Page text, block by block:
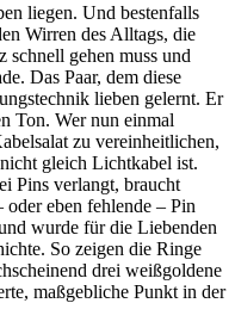
liegen. Und bestenfalls
Wirren des Alltags, die
schnell gehen muss und
Das Paar, dem diese
lieben gelernt. Er
Ton. Wer nun einmal
zu vereinheitlichen,
gleich Lichtkabel ist.
Pins verlangt, braucht
oder eben fehlende – Pin
wurde für die Liebenden
So zeigen die Ringe
drei weißgoldene
maßgebliche Punkt in der